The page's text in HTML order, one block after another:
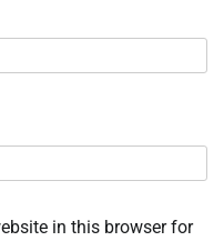
in this browser for